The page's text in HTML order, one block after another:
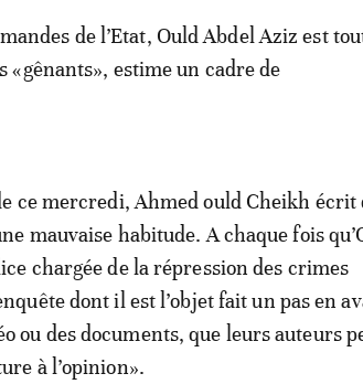
de l’Etat, Ould Abdel Aziz est
«gênants», estime un cadre de
ce mercredi, Ahmed ould Cheikh écrit
mauvaise habitude. A chaque fois
chargée de la répression des crimes
dont il est l’objet fait un pas en
ou des documents, que leurs auteurs
à l’opinion».